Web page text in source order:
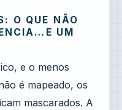
O QUE NÃO
UM
e o menos
é mapeado, os
mascarados. A